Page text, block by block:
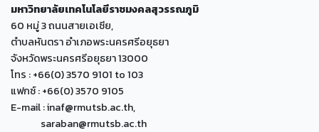
มหาวิทยาลัยเทคโนโลยีราชมงคลสุวรรณภูมิ
60 หมู่ 3 ถนนสายเอเซีย,
ตำบลหันตรา อำเภอพระนครศรีอยุธยา
จังหวัดพระนครศรีอยุธยา 13000
โทร : +66(0) 3570 9101 to 103
แฟกซ์ : +66(0) 3570 9105
E-mail : inaf@rmutsb.ac.th,
saraban@rmutsb.ac.th